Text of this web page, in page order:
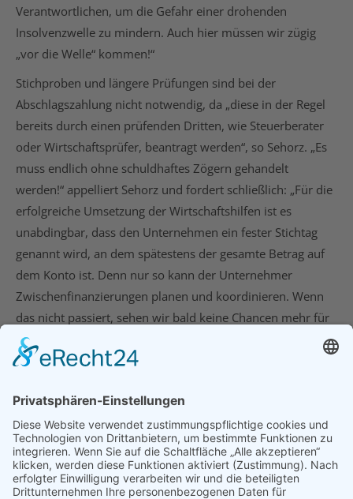
Verantwortlichen, um die Gefahr einer drohenden
Insolvenzwelle zu mindern. Auch hier müssen wir zügig
„vor die Welle“ kommen!“
Stichproben und längere Prüfungen sind bei der
Abschlagszahlung nicht notwendig, da „diese in der Regel
bereits durch einen prüfenden Dritten, wie Steuerberater
oder Wirtschaftsprüfer, beantragt werden“, so Sehorz. „Es
muss endlich ohne schuldhaftes Zögern gehandelt
werden!“ appelliert Sehorz und fordert schließlich: „Für die
erfolgreiche Umsetzung der Wirtschaftshilfen ist es
unabdingbar, dass den Unternehmen ein fester Stichtag
genannt wird, an dem spätestens der gesamte Betrag auf
dem Konto ist. Denn nur so kann der Unternehmer
Zwischenfinanzierungen planen und koordinieren. Wenn
das nicht passiert, sehen wir bald keine Chancen mehr für
geschlossene Unternehmen sich je wieder wirtschaftlich zu
erholen!“
5. Februar 2021